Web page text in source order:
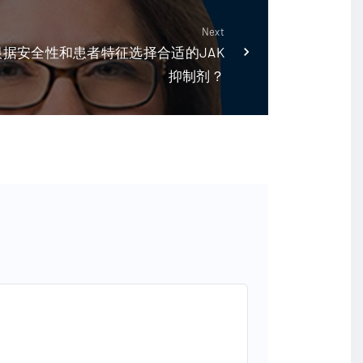
Next
安全性和患者特征选择合适的JAK
抑制剂？